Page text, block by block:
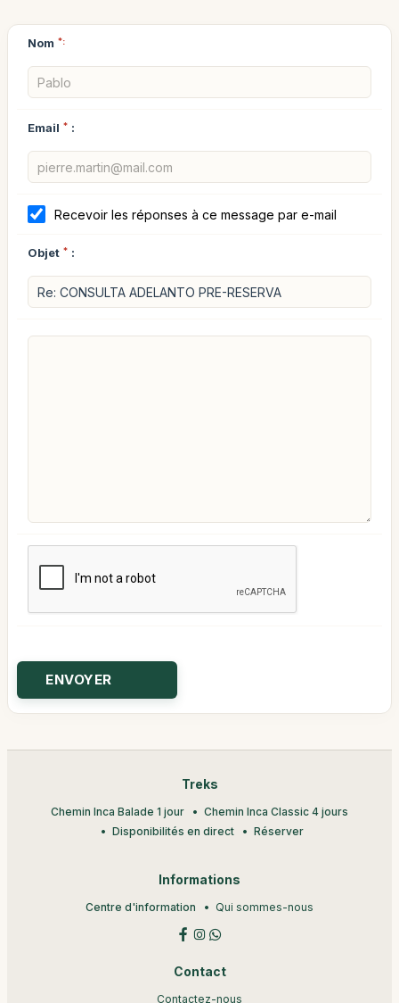
Nom *:
Email * :
Recevoir les réponses à ce message par e-mail
Objet * :
Treks
Chemin Inca Balade 1 jour
Chemin Inca Classic 4 jours
Disponibilités en direct
Réserver
Informations
Centre d'information Qui sommes-nous
Contact
Contactez-nous